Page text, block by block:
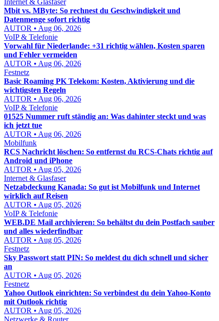
Internet & Glasfaser
Mbit vs. MByte: So rechnest du Geschwindigkeit und
Datenmenge sofort richtig
AUTOR • Aug 06, 2026
VoIP & Telefonie
Vorwahl für Niederlande: +31 richtig wählen, Kosten sparen
und Fehler vermeiden
AUTOR • Aug 06, 2026
Festnetz
Basic Roaming PK Telekom: Kosten, Aktivierung und die
wichtigsten Regeln
AUTOR • Aug 06, 2026
VoIP & Telefonie
01525 Nummer ruft ständig an: Was dahinter steckt und was
ich jetzt tue
AUTOR • Aug 06, 2026
Mobilfunk
RCS Nachricht löschen: So entfernst du RCS-Chats richtig auf
Android und iPhone
AUTOR • Aug 05, 2026
Internet & Glasfaser
Netzabdeckung Kanada: So gut ist Mobilfunk und Internet
wirklich auf Reisen
AUTOR • Aug 05, 2026
VoIP & Telefonie
WEB.DE Mail archivieren: So behältst du dein Postfach sauber
und alles wiederfindbar
AUTOR • Aug 05, 2026
Festnetz
Sky Passwort statt PIN: So meldest du dich schnell und sicher
an
AUTOR • Aug 05, 2026
Festnetz
Yahoo Outlook einrichten: So verbindest du dein Yahoo-Konto
mit Outlook richtig
AUTOR • Aug 05, 2026
Netzwerke & Router